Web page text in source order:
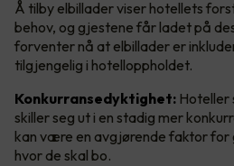
Å tilby elbillader viser hotellets
behov, og gjestene får ladet på
forventer nå at elbillader er
tilgjengelig i hotelloppholdet.
Konkurransedyktighet: Hoteller
skiller seg ut i en stadig mer
kan være en avgjørende faktor
hvor de skal bo.